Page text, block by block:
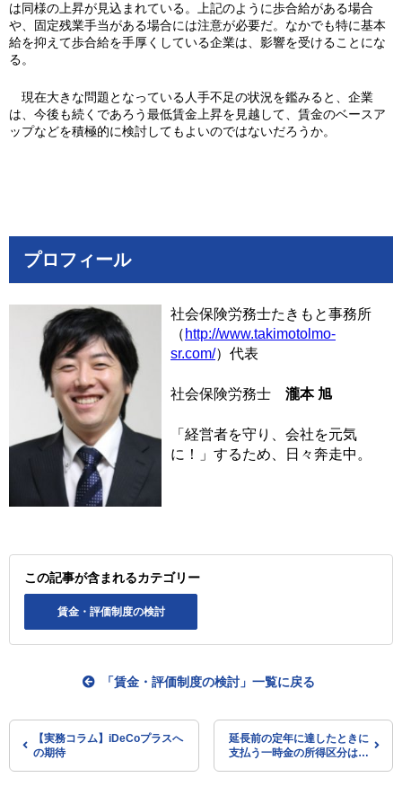
は同様の上昇が見込まれている。上記のように歩合給がある場合
や、固定残業手当がある場合には注意が必要だ。なかでも特に基本
給を抑えて歩合給を手厚くしている企業は、影響を受けることにな
る。
現在大きな問題となっている人手不足の状況を鑑みると、企業
は、今後も続くであろう最低賃金上昇を見越して、賃金のベースア
ップなどを積極的に検討してもよいのではないだろうか。
プロフィール
社会保険労務士たきもと事務所
（ http://www.takimotolmo-
sr.com/）代表
社会保険労務士 瀧本 旭
「経営者を守り、会社を元気
に！」するため、日々奔走中。
この記事が含まれるカテゴリー
賃金・評価制度の検討
【実務コラム】iDeCoプラスへ
の期待
「賃金・評価制度の検討」一覧に戻る
延長前の定年に達したときに
支払う一時金の所得区分は？